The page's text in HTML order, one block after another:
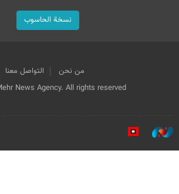
نسخة الحاسوب
من نحن
التواصل معنا
News Agency. All rights reserved